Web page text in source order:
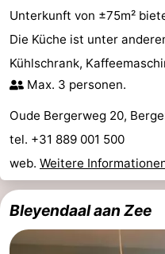
Koningshof
-
Kustpark
Egmond
aan
-
Molengroet
-
Schoorlse
-
Zimmer
Unterkunft von ±75m²
Die Küche ist unter
Kühlschrank,
Max. 3 personen.
Oude Bergerweg 20,
tel. +31 889 001 500
web. Weitere
Bleyendaal aan Zee